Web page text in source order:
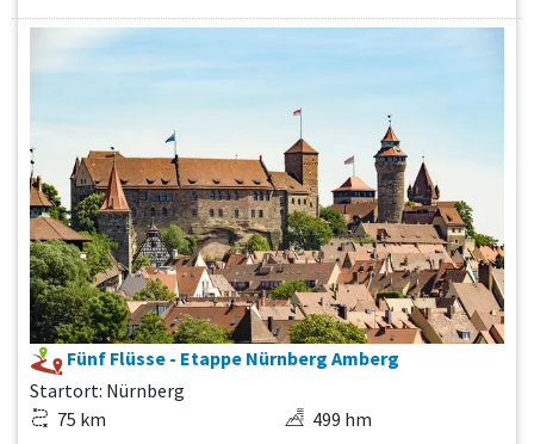
Fünf Flüsse - Etappe Nürnberg Amberg
Startort: Nürnberg
75 km
499 hm